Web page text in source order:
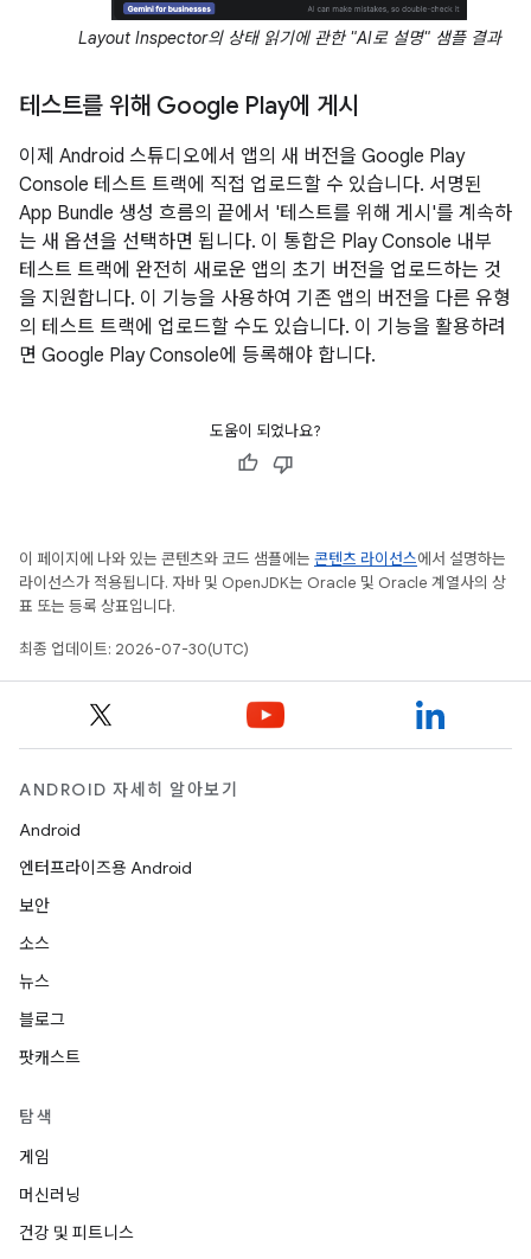
Layout Inspector의 상태 읽기에 관한 "AI로 설명" 샘플 결과
테스트를 위해 Google Play에 게시
이제 Android 스튜디오에서 앱의 새 버전을 Google Play
Console 테스트 트랙에 직접 업로드할 수 있습니다. 서명된
App Bundle 생성 흐름의 끝에서 '테스트를 위해 게시'를 계속하
는 새 옵션을 선택하면 됩니다. 이 통합은 Play Console 내부
테스트 트랙에 완전히 새로운 앱의 초기 버전을 업로드하는 것
을 지원합니다. 이 기능을 사용하여 기존 앱의 버전을 다른 유형
의 테스트 트랙에 업로드할 수도 있습니다. 이 기능을 활용하려
면 Google Play Console에 등록해야 합니다.
도움이 되었나요?
이 페이지에 나와 있는 콘텐츠와 코드 샘플에는 콘텐츠 라이선스에서 설명하는
라이선스가 적용됩니다. 자바 및 OpenJDK는 Oracle 및 Oracle 계열사의 상
표 또는 등록 상표입니다.
최종 업데이트: 2026-07-30(UTC)
ANDROID 자세히 알아보기
Android
엔터프라이즈용 Android
보안
소스
뉴스
블로그
팟캐스트
탐색
게임
머신러닝
건강 및 피트니스